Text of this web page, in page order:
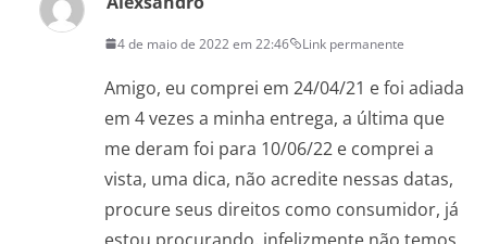
4 de maio de 2022 em 22:46 Link permanente
Amigo, eu comprei em 24/04/21 e foi adiada
em 4 vezes a minha entrega, a última que
me deram foi para 10/06/22 e comprei a
vista, uma dica, não acredite nessas datas,
procure seus direitos como consumidor, já